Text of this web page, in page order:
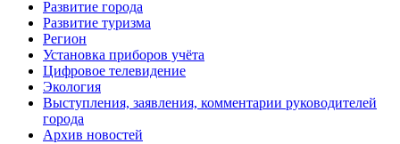
Развитие города
Развитие туризма
Регион
Установка приборов учёта
Цифровое телевидение
Экология
Выступления, заявления, комментарии руководителей
города
Архив новостей